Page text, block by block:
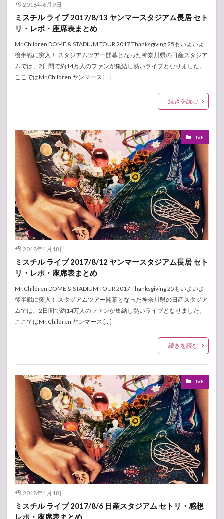
2018年6月9日
ミスチル ライブ 2017/8/13 ヤンマースタジアム長居 セト
リ・レポ・座席表まとめ
Mr.Children DOME & STADIUM TOUR 2017 Thanksgiving 25もいよいよ
後半戦に突入！ スタジアムツアー開幕となった神奈川県の日産スタジア
ムでは、2日間で約14万人のファンが集結し熱いライブとなりました。
ここではMr.Children ヤンマース […]
続きを読む
LIVE
2018年1月18日
ミスチル ライブ 2017/8/12 ヤンマースタジアム長居 セト
リ・レポ・座席表まとめ
Mr.Children DOME & STADIUM TOUR 2017 Thanksgiving 25もいよいよ
後半戦に突入！ スタジアムツアー開幕となった神奈川県の日産スタジア
ムでは、2日間で約14万人のファンが集結し熱いライブとなりました。
ここではMr.Children ヤンマース […]
続きを読む
LIVE
2018年1月18日
ミスチル ライブ 2017/8/6 日産スタジアム セトリ・感想
レポ・座席表まとめ